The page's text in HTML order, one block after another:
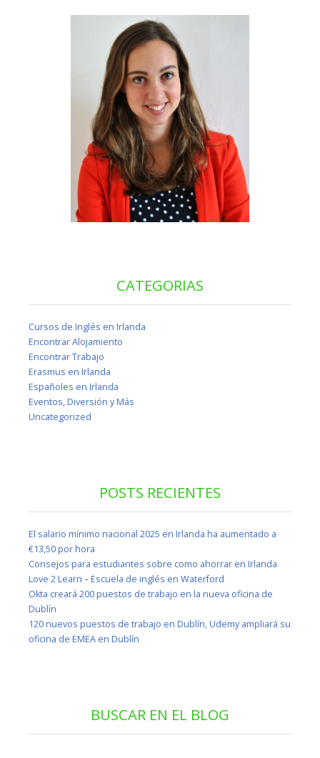
CATEGORIAS
Cursos de Inglés en Irlanda
Encontrar Alojamiento
Encontrar Trabajo
Erasmus en Irlanda
Españoles en Irlanda
Eventos, Diversión y Más
Uncategorized
POSTS RECIENTES
El salario mínimo nacional 2025 en Irlanda ha aumentado a
€13,50 por hora
Consejos para estudiantes sobre como ahorrar en Irlanda
Love 2 Learn – Escuela de inglés en Waterford
Okta creará 200 puestos de trabajo en la nueva oficina de
Dublín
120 nuevos puestos de trabajo en Dublín, Udemy ampliará su
oficina de EMEA en Dublín
BUSCAR EN EL BLOG